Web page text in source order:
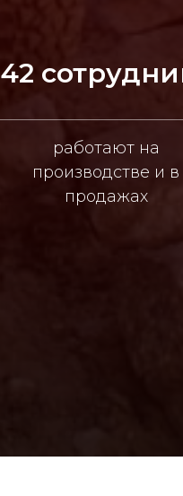
42
работают на
производстве и в
продажах